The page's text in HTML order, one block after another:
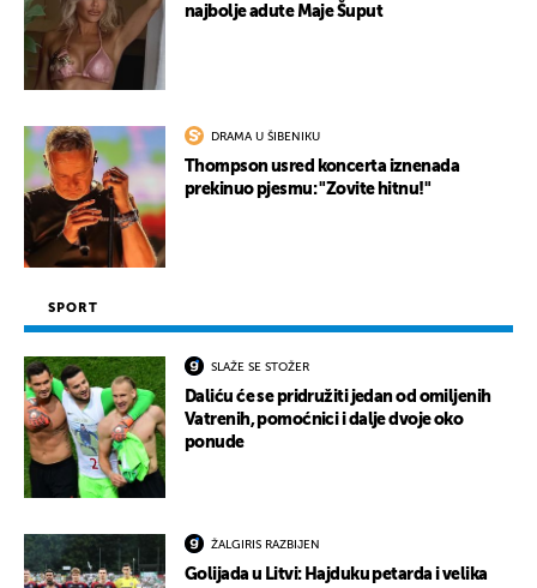
najbolje adute Maje Šuput
DRAMA U ŠIBENIKU
Thompson usred koncerta iznenada
prekinuo pjesmu: "Zovite hitnu!"
SPORT
SLAŽE SE STOŽER
Daliću će se pridružiti jedan od omiljenih
Vatrenih, pomoćnici i dalje dvoje oko
ponude
ŽALGIRIS RAZBIJEN
Golijada u Litvi: Hajduku petarda i velika